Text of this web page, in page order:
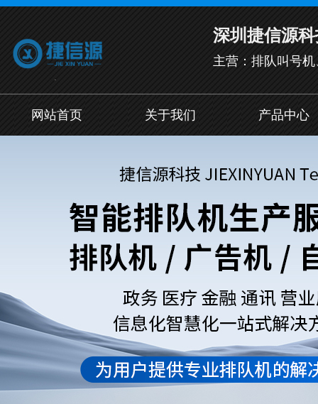
深圳捷信源
主营：排队叫号
网站首页 关于我们 产品中心